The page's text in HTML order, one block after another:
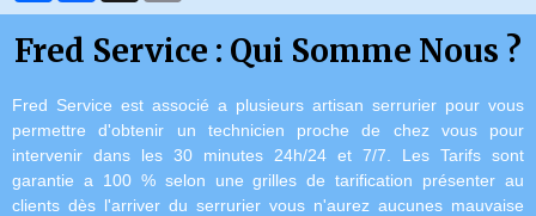
Fred Service : Qui Somme Nous ?
Fred Service est associé a plusieurs artisan serrurier pour vous
permettre d'obtenir un technicien proche de chez vous pour
intervenir dans les 30 minutes 24h/24 et 7/7. Les Tarifs sont
garantie a 100 % selon une grilles de tarification présenter au
clients dès l'arriver du serrurier vous n'aurez aucunes mauvaise